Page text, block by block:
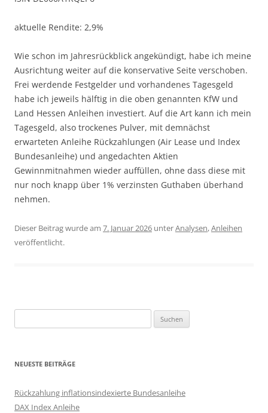
aktuelle Rendite: 2,9%
Wie schon im Jahresrückblick angekündigt, habe ich meine
Ausrichtung weiter auf die konservative Seite verschoben.
Frei werdende Festgelder und vorhandenes Tagesgeld
habe ich jeweils hälftig in die oben genannten KfW und
Land Hessen Anleihen investiert. Auf die Art kann ich mein
Tagesgeld, also trockenes Pulver, mit demnächst
erwarteten Anleihe Rückzahlungen (Air Lease und Index
Bundesanleihe) und angedachten Aktien
Gewinnmitnahmen wieder auffüllen, ohne dass diese mit
nur noch knapp über 1% verzinsten Guthaben überhand
nehmen.
Dieser Beitrag wurde am 7. Januar 2026 unterAnalysen,Anleihen
veröffentlicht.
nach:
NEUESTE BEITRÄGE
Rückzahlung inflationsindexierte Bundesanleihe
DAX Index Anleihe